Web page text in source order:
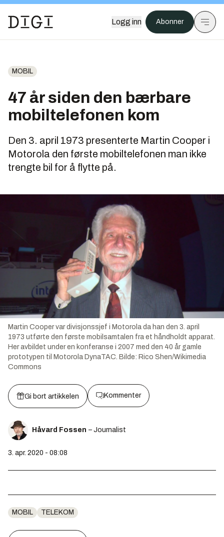
Logg inn Abonner
MOBIL
47 år siden den bærbare
mobiltelefonen kom
Den 3. april 1973 presenterte Martin Cooper i
Motorola den første mobiltelefonen man ikke
trengte bil for å flytte på.
Martin Cooper var divisjonssjef i Motorola da han den 3. april
1973 utførte den første mobilsamtalen fra et håndholdt apparat.
Her avbildet under en konferanse i 2007 med den 40 år gamle
prototypen til Motorola DynaTAC. Bilde: Rico Shen/Wikimedia
Commons
Gi bort artikkelen Kommenter
Håvard Fossen – Journalist
3. apr. 2020 - 08:08
MOBIL TELEKOM